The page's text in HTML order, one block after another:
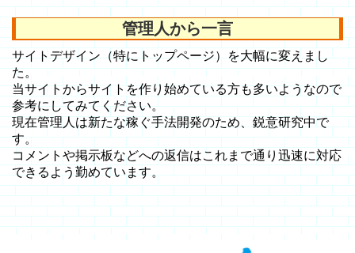
管理人から一言
サイトデザイン（特にトップページ）を大幅に変えまし
た。
当サイトからサイトを作り始めている方も多いようなので
参考にしてみてください。
現在管理人は新たな稼ぐ手法開発のため、鋭意研究中で
す。
コメントや掲示板などへの返信はこれまで通り迅速に対応
できるよう勤めています。